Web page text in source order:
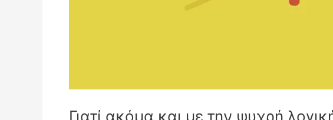
Γιατί ακόμα και με την ψυχρή